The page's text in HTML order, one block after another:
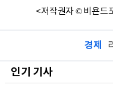
<저작권자 © 비욘드
경제
인기 기사